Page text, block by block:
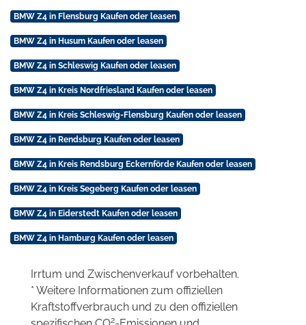
BMW Z4 in Flensburg Kaufen oder leasen
BMW Z4 in Husum Kaufen oder leasen
BMW Z4 in Schleswig Kaufen oder leasen
BMW Z4 in Kreis Nordfriesland Kaufen oder leasen
BMW Z4 in Kreis Schleswig-Flensburg Kaufen oder leasen
BMW Z4 in Rendsburg Kaufen oder leasen
BMW Z4 in Kreis Rendsburg Eckernförde Kaufen oder leasen
BMW Z4 in Kreis Segeberg Kaufen oder leasen
BMW Z4 in Eiderstedt Kaufen oder leasen
BMW Z4 in Hamburg Kaufen oder leasen
Irrtum und Zwischenverkauf vorbehalten.
* Weitere Informationen zum offiziellen
Kraftstoffverbrauch und zu den offiziellen
2